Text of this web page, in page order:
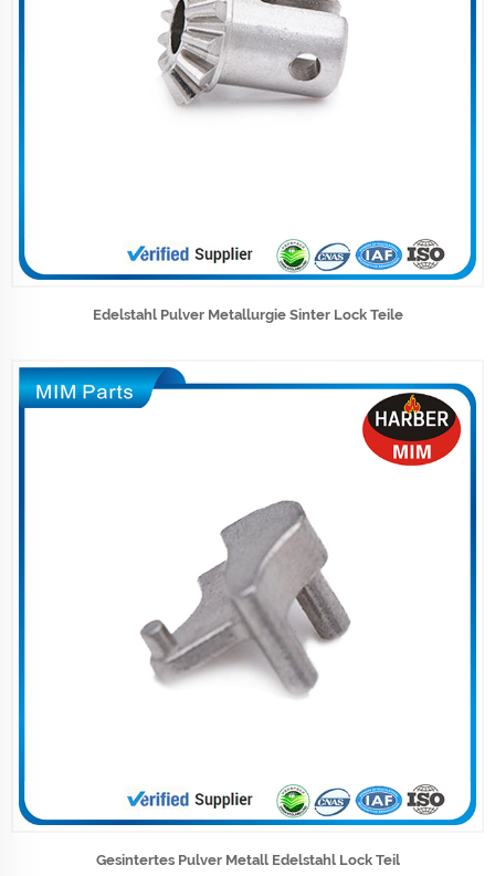
Edelstahl Pulver Metallurgie Sinter Lock Teile
Gesintertes Pulver Metall Edelstahl Lock Teil